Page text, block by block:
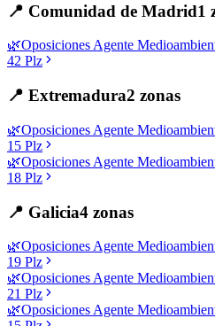
📍 Comunidad de Madrid1
🌿OposicionesAgente
42 Plz
📍 Extremadura2 zonas
🌿Oposiciones Agente
15 Plz
🌿Oposiciones Agente
18 Plz
📍 Galicia4 zonas
🌿Oposiciones Agente
19 Plz
🌿Oposiciones Agente
21 Plz
🌿Oposiciones Agente